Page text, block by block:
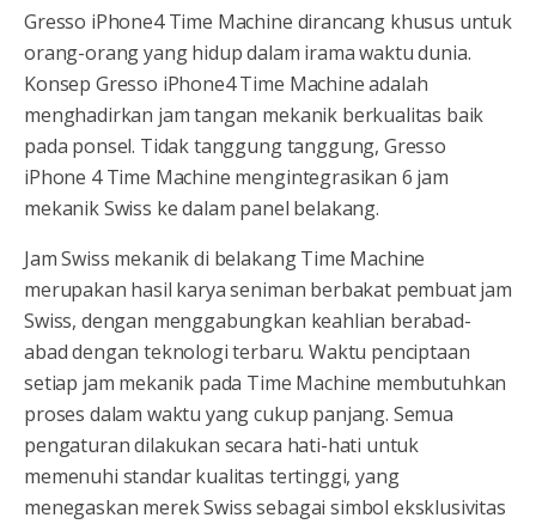
Gresso iPhone4 Time Machine dirancang khusus untuk
orang-orang yang hidup dalam irama waktu dunia.
Konsep Gresso iPhone4 Time Machine adalah
menghadirkan jam tangan mekanik berkualitas baik
pada ponsel. Tidak tanggung tanggung, Gresso
iPhone 4 Time Machine mengintegrasikan 6 jam
mekanik Swiss ke dalam panel belakang.
Jam Swiss mekanik di belakang Time Machine
merupakan hasil karya seniman berbakat pembuat jam
Swiss, dengan menggabungkan keahlian berabad-
abad dengan teknologi terbaru. Waktu penciptaan
setiap jam mekanik pada Time Machine membutuhkan
proses dalam waktu yang cukup panjang. Semua
pengaturan dilakukan secara hati-hati untuk
memenuhi standar kualitas tertinggi, yang
menegaskan merek Swiss sebagai simbol eksklusivitas